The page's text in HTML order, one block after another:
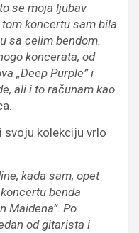
se moja ljubav
koncertu sam bila
sa celim bendom.
koncerata, od
„Deep Purple” i
ali i to računam kao
svoju kolekciju vrlo
kada sam, opet
benda
Maidena”. Po
od gitarista i